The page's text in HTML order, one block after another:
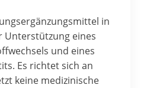
in
Unterstützung eines
und eines
Es richtet sich an
keine medizinische